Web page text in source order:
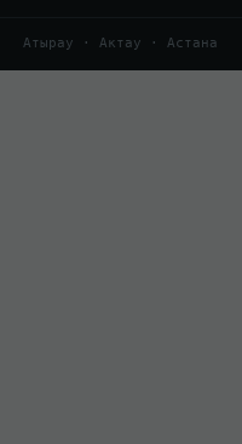
Атырау · Актау · Астана